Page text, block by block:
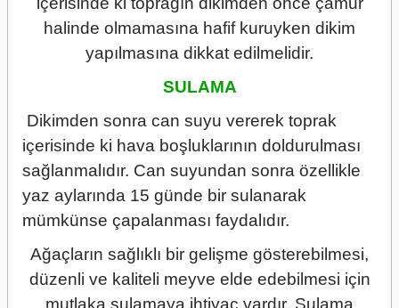
halinde olmamasına hafif kuruyken dikim
yapılmasına dikkat edilmelidir.
SULAMA
Dikimden sonra can suyu vererek toprak
içerisinde ki hava boşluklarının doldurulması
sağlanmalıdır. Can suyundan sonra özellikle
yaz aylarında 15 günde bir sulanarak
mümkünse çapalanması faydalıdır.
Ağaçların sağlıklı bir gelişme gösterebilmesi,
düzenli ve kaliteli meyve elde edebilmesi için
mutlaka sulamaya ihtiyaç vardır. Sulama